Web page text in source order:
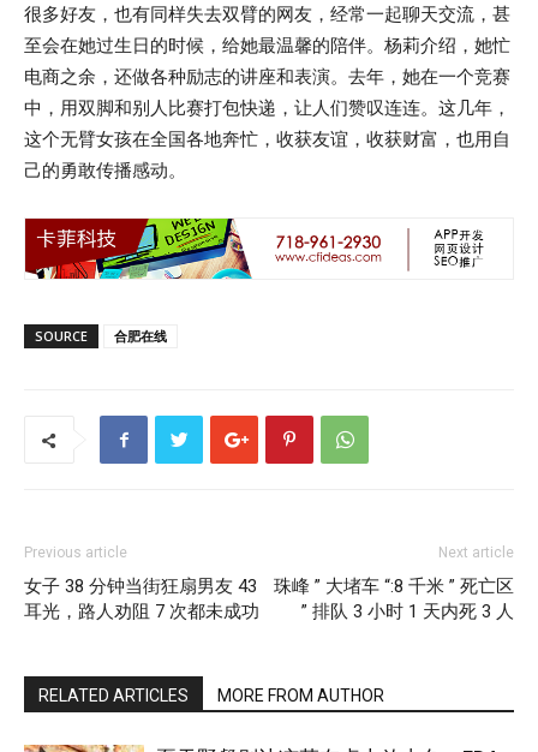
很多好友，也有同样失去双臂的网友，经常一起聊天交流，甚
至会在她过生日的时候，给她最温馨的陪伴。杨莉介绍，她忙
电商之余，还做各种励志的讲座和表演。去年，她在一个竞赛
中，用双脚和别人比赛打包快递，让人们赞叹连连。这几年，
这个无臂女孩在全国各地奔忙，收获友谊，收获财富，也用自
己的勇敢传播感动。
SOURCE 合肥在线
Previous article
女子 38 分钟当街狂扇男友 43
耳光，路人劝阻 7 次都未成功
Next article
珠峰 ” 大堵车 “:8 千米 ” 死亡区
” 排队 3 小时 1 天内死 3 人
RELATED ARTICLES MORE FROM AUTHOR